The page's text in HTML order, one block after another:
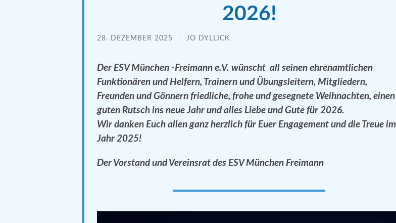
2026!
28. DEZEMBER 2025 / JO DYLLICK
Der ESV München -Freimann e.V. wünscht all seinen ehrenamtlichen
Funktionären und Helfern, Trainern und Übungsleitern, Mitgliedern,
Freunden und Gönnern friedliche, frohe und gesegnete Weihnachten, einen
guten Rutsch ins neue Jahr und alles Liebe und Gute für 2026.
Wir danken Euch allen ganz herzlich für Euer Engagement und die Treue im
Jahr 2025!
Der Vorstand und Vereinsrat des ESV München Freimann